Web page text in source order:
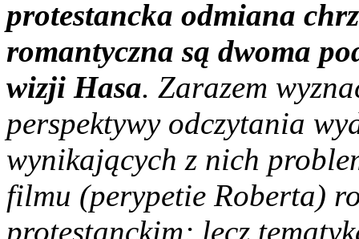
protestancka odmiana
romantyczna są dwoma
wizji Hasa. Zarazem
perspektywy odczytania
wynikających z nich
filmu (perypetie Roberta)
protestanckim; lecz